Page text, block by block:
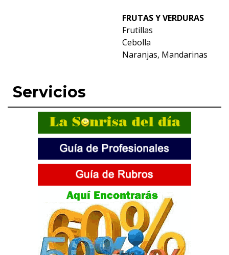
FRUTAS Y VERDURAS
Frutillas
Cebolla
Naranjas, Mandarinas
Servicios